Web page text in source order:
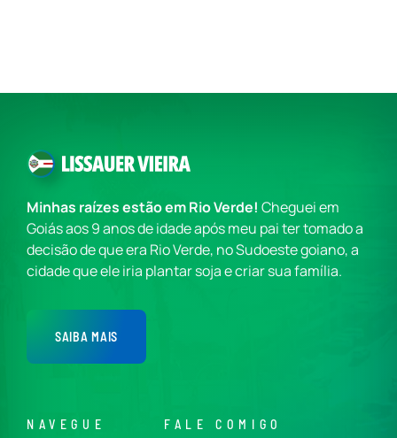
Minhas raízes estão em Rio Verde! Cheguei em
Goiás aos 9 anos de idade após meu pai ter tomado a
decisão de que era Rio Verde, no Sudoeste goiano, a
cidade que ele iria plantar soja e criar sua família.
SAIBA MAIS
NAVEGUE
FALE COMIGO